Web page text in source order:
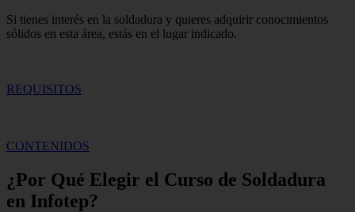
Si tienes interés en la soldadura y quieres adquirir conocimientos
sólidos en esta área, estás en el lugar indicado.
REQUISITOS
CONTENIDOS
¿Por Qué Elegir el Curso de Soldadura
en Infotep?